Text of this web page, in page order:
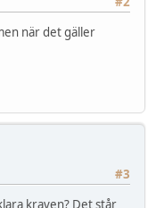
när det gäller
#3
kraven? Det står